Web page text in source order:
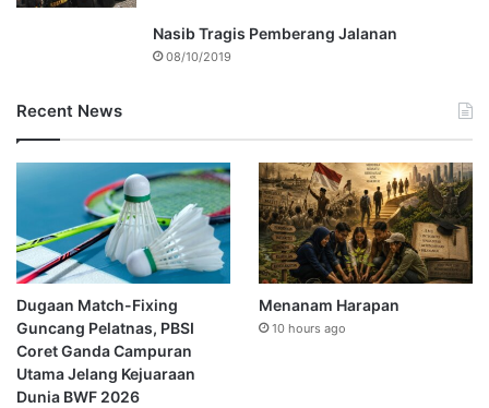
Nasib Tragis Pemberang Jalanan
08/10/2019
Recent News
Dugaan Match-Fixing
Guncang Pelatnas, PBSI
Coret Ganda Campuran
Utama Jelang Kejuaraan
Dunia BWF 2026
Menanam Harapan
10 hours ago